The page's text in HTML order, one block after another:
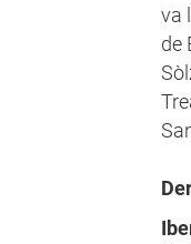
va
de